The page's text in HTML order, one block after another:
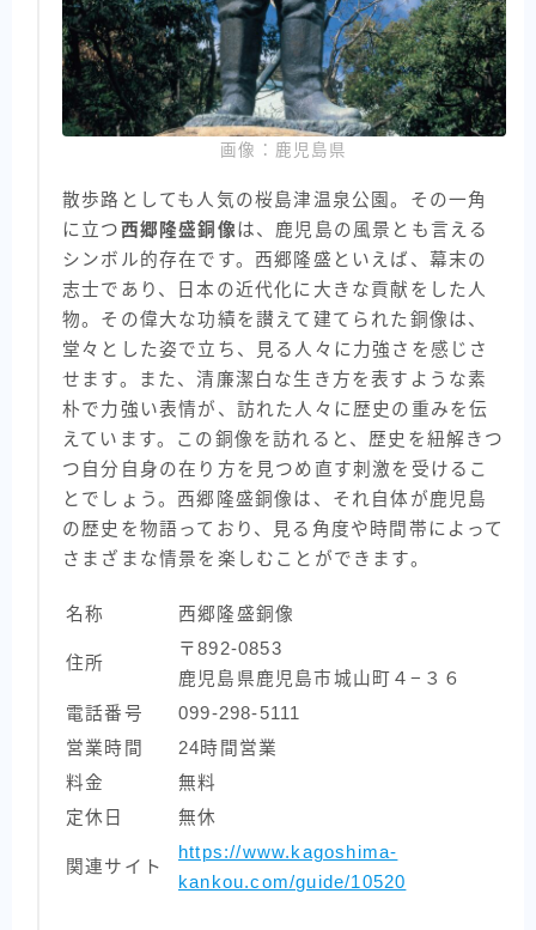
画像：鹿児島県
散歩路としても人気の桜島津温泉公園。その一角
に立つ西郷隆盛銅像は、鹿児島の風景とも言える
シンボル的存在です。西郷隆盛といえば、幕末の
志士であり、日本の近代化に大きな貢献をした人
物。その偉大な功績を讃えて建てられた銅像は、
堂々とした姿で立ち、見る人々に力強さを感じさ
せます。また、清廉潔白な生き方を表すような素
朴で力強い表情が、訪れた人々に歴史の重みを伝
えています。この銅像を訪れると、歴史を紐解きつ
つ自分自身の在り方を見つめ直す刺激を受けるこ
とでしょう。西郷隆盛銅像は、それ自体が鹿児島
の歴史を物語っており、見る角度や時間帯によって
さまざまな情景を楽しむことができます。
名称 西郷隆盛銅像
住所
〒892-0853
鹿児島県鹿児島市城山町４−３６
電話番号
099-298-5111
営業時間
24時間営業
料金
無料
定休日
無休
関連サイト
https://www.kagoshima-
kankou.com/guide/10520